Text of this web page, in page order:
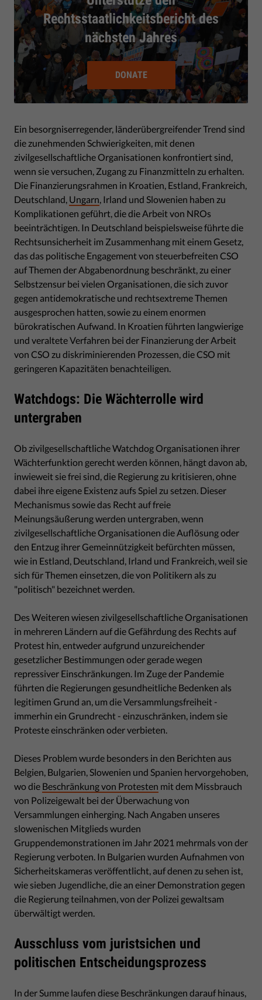
Rechtsstaatlichkeitsbericht des
nächsten Jahres
DONATE
Ein besorgniserregender, länderübergreifender Trend sind
die zunehmenden Schwierigkeiten, mit denen
zivilgesellschaftliche Organisationen konfrontiert sind,
wenn sie versuchen, Zugang zu Finanzmitteln zu erhalten.
Die Finanzierungsrahmen in Kroatien, Estland, Frankreich,
Deutschland, Ungarn , Irland und Slowenien haben zu
Komplikationen geführt, die die Arbeit von NROs
beeinträchtigen. In Deutschland beispielsweise führte die
Rechtsunsicherheit im Zusammenhang mit einem Gesetz,
das das politische Engagement von steuerbefreiten CSO
auf Themen der Abgabenordnung beschränkt, zu einer
Selbstzensur bei vielen Organisationen, die sich zuvor
gegen antidemokratische und rechtsextreme Themen
ausgesprochen hatten, sowie zu einem enormen
bürokratischen Aufwand. In Kroatien führten langwierige
und veraltete Verfahren bei der Finanzierung der Arbeit
von CSO zu diskriminierenden Prozessen, die CSO mit
geringeren Kapazitäten benachteiligen.
Watchdogs: Die Wächterrolle wird
untergraben
Ob zivilgesellschaftliche Watchdog Organisationen ihrer
Wächterfunktion gerecht werden können, hängt davon ab,
inwieweit sie frei sind, die Regierung zu kritisieren, ohne
dabei ihre eigene Existenz aufs Spiel zu setzen. Dieser
Mechanismus sowie das Recht auf freie
Meinungsäußerung werden untergraben, wenn
zivilgesellschaftliche Organisationen die Auflösung oder
den Entzug ihrer Gemeinnützigkeit befürchten müssen,
wie in Estland, Deutschland, Irland und Frankreich, weil sie
sich für Themen einsetzen, die von Politikern als zu
"politisch" bezeichnet werden.
Des Weiteren wiesen zivilgesellschaftliche Organisationen
in mehreren Ländern auf die Gefährdung des Rechts auf
Protest hin, entweder aufgrund unzureichender
gesetzlicher Bestimmungen oder gerade wegen
repressiver Einschränkungen. Im Zuge der Pandemie
führten die Regierungen gesundheitliche Bedenken als
legitimen Grund an, um die Versammlungsfreiheit -
immerhin ein Grundrecht - einzuschränken, indem sie
Proteste einschränken oder verbieten.
Dieses Problem wurde besonders in den Berichten aus
Belgien, Bulgarien, Slowenien und Spanien hervorgehoben,
wo die Beschränkung von Protesten mit dem Missbrauch
von Polizeigewalt bei der Überwachung von
Versammlungen einherging. Nach Angaben unseres
slowenischen Mitglieds wurden
Gruppendemonstrationen im Jahr 2021 mehrmals von der
Regierung verboten. In Bulgarien wurden Aufnahmen von
Sicherheitskameras veröffentlicht, auf denen zu sehen ist,
wie sieben Jugendliche, die an einer Demonstration gegen
die Regierung teilnahmen, von der Polizei gewaltsam
überwältigt werden.
Ausschluss vom juristsichen und
politischen Entscheidungsprozess
In der Summe laufen diese Beschränkungen darauf hinaus,